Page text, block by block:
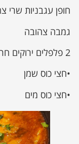
חופן עגבניות שרי
גמבה צהובה
2 פלפלים ירוקים חריפים
•חצי כוס שמן
•חצי כוס מים